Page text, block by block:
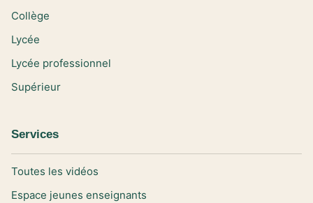
Collège
Lycée
Lycée professionnel
Supérieur
Services
Toutes les vidéos
Espace jeunes enseignants